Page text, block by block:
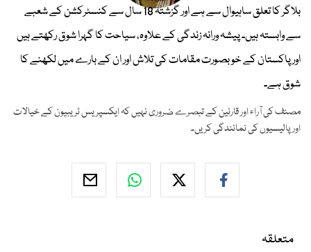
بلاگر کا تعلق ساہیوال سے ہے اور گزشتہ 18 سال سے کنسٹرکشن کے شعبے
سے وابستہ ہیں۔ پیشہ ورانہ زندگی کے علاوہ، سیاحت کا گہرا شوق رکھتے ہیں
اور پاکستان کے خوبصورت مقامات کی تلاش اور ان کے بارے میں لکھنے کا
شوق ہے۔
مصنف کی آراء اور قارئین کے تبصرے ضروری نہیں کہ ایکسپریس ٹریبیون کے خیالات
اور پالیسیوں کی نمائندگی کریں۔
متعلقہ